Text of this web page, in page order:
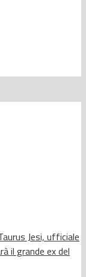
Jesi, ufficiale
il grande ex del